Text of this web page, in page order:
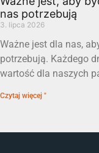
nas potrzebują
3. lipca 2026
Ważne jest dla nas,
potrzebują. Każdego
wartość dla naszych
Czytaj więcej "